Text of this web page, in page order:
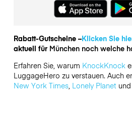
Rabatt-Gutscheine –Klicken Sie
aktuell für München noch welche
Erfahren Sie, warum KnockKnock
LuggageHero zu verstauen. Auch
New York Times, Lonely Planetund